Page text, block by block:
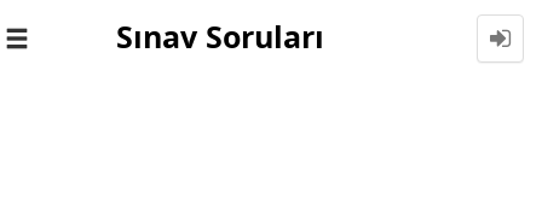
Toggle
Sınav Soruları